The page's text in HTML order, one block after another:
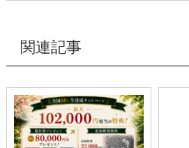
関連記事